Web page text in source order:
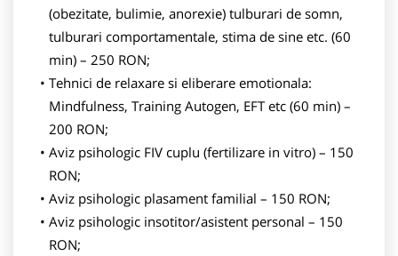
(obezitate, bulimie, anorexie) tulburari de somn,
tulburari comportamentale, stima de sine etc. (60
min) – 250 RON;
Tehnici de relaxare si eliberare emotionala:
Mindfulness, Training Autogen, EFT etc (60 min) –
200 RON;
Aviz psihologic FIV cuplu (fertilizare in vitro) – 150
RON;
Aviz psihologic plasament familial – 150 RON;
Aviz psihologic insotitor/asistent personal – 150
RON;